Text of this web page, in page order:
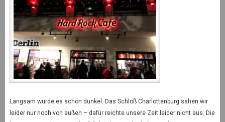
Langsam wurde es schon dunkel. Das Schloß Charlottenburg sahen wir
leider nur noch von außen – dafür reichte unsere Zeit leider nicht aus. Die